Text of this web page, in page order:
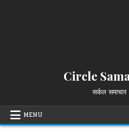
Circle
सर्कल समाचार
MENU